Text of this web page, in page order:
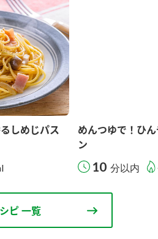
しめじパス
めんつゆで！ひ
ン
10 分以内
ピ 一覧